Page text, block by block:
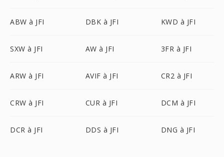
ABW à JFI DBK à JFI KWD à JFI
SXW à JFI AW à JFI 3FR à JFI
ARW à JFI AVIF à JFI CR2 à JFI
CRW à JFI CUR à JFI DCM à JFI
DCR à JFI DDS à JFI DNG à JFI